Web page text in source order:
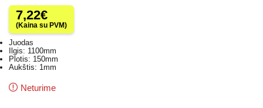
7,22€
(Kaina su PVM)
Juodas
Ilgis: 1100mm
Plotis: 150mm
Aukštis: 1mm
Neturime